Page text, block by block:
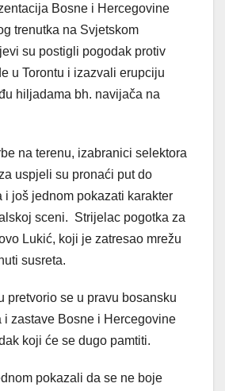
Bosne i Hercegovine
trenutka na Svjetskom
su postigli pogodak protiv
u Torontu i izazvali erupciju
hiljadama bh. navijača na
na terenu, izabranici selektora
uspjeli su pronaći put do
i još jednom pokazati karakter
sceni. Strijelac pogotka za
Lukić, koji je zatresao mrežu
susreta.
pretvorio se u pravu bosansku
i zastave Bosne i Hercegovine
koji će se dugo pamtiti.
pokazali da se ne boje